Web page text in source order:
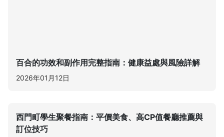
百合的功效和副作用完整指南：健康益處與風險詳解
2026年01月12日
西門町學生聚餐指南：平價美食、高CP值餐廳推薦與
訂位技巧